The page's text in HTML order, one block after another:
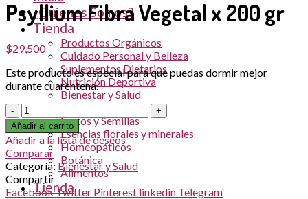
¿Quienes Somos?
Tienda
Productos Orgánicos
Cuidado Personal y Belleza
Suplementos Dietarios
Nutrición Deportiva
Bienestar y Salud
Snack Saludables
Frutos y Semillas
Esencias florales y minerales
Homeopáticos
Botánica
Alimentos
Tienda
Psyllium Fibra Vegetal x 200 gr
$29,500
Este producto es especial para que puedas dormir mejor
durante cuarentena.
Cantidad
Añadir al carrito
Añadir a la lista de deseos
Comparar
Categoría: Bienestar y Salud
Compartir
FacebookTwitter Pinterest linkedin Telegram